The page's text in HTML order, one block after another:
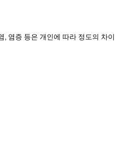
염증 등은 개인에 따라 정도의 차이